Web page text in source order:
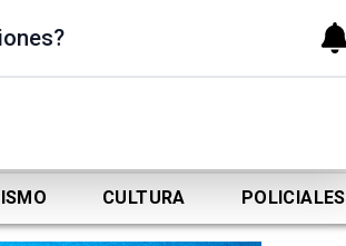
CULTURA POLICIALES